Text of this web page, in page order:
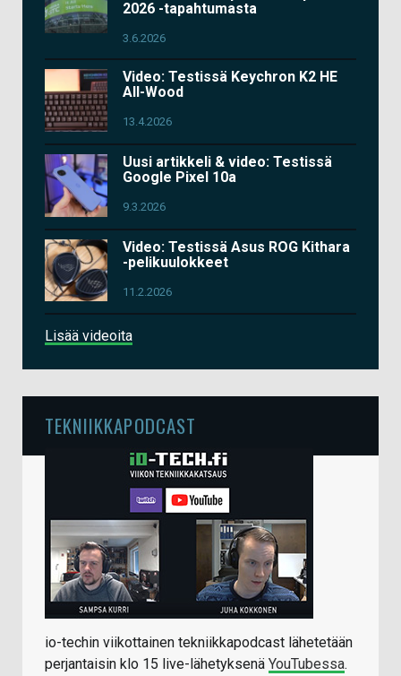
2026 -tapahtumasta
3.6.2026
Video: Testissä Keychron K2 HE
All-Wood
13.4.2026
Uusi artikkeli & video: Testissä
Google Pixel 10a
9.3.2026
Video: Testissä Asus ROG Kithara
-pelikuulokkeet
11.2.2026
Lisää videoita
TEKNIIKKAPODCAST
io-techin viikottainen tekniikkapodcast lähetetään
perjantaisin klo 15 live-lähetyksenä YouTubessa.